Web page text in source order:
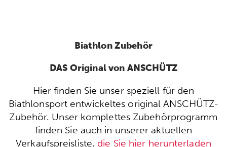
Biathlon Zubehör
DAS Original von ANSCHÜTZ
Hier finden Sie unser speziell für den
Biathlonsport entwickeltes original ANSCHÜTZ-
Zubehör. Unser komplettes Zubehörprogramm
finden Sie auch in unserer aktuellen
Verkaufspreisliste, die Sie hier herunterladen